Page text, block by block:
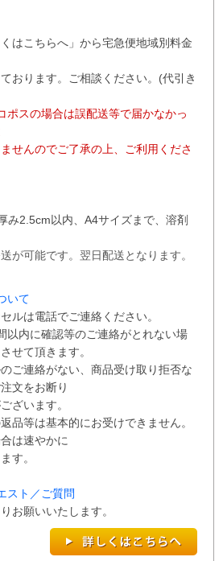
くはこちらへ」から宅急便地域別料金
おります。ご相談ください。(代引き
ポスの場合は誤配送等で届かなかっ
せんのでご了承の上、ご利用くださ
み2.5cm以内、A4サイズまで、溶剤
が可能です。 翌日配送となります。
いて
ルは電話でご連絡ください。
内に確認等のご連絡がとれない場
せて頂き ます。
ご連絡がない、商品受け取り拒否な
文をお断り
ざいます。
品等は基本的にお受けできません。
は速やかに
す。
スト／ご質問
お願いいたします。